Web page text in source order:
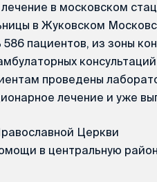
в московском
в Жуковском
пациентов, из зоны
проведены
лечение и уже
Церкви
в центральную